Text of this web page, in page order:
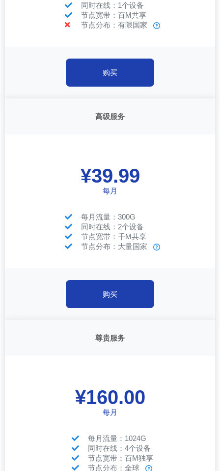
同时在线：1个设备
节点宽带：百M共享
节点分布：有限国家
购买
高级服务
¥39.99
每月
每月流量：300G
同时在线：2个设备
节点宽带：千M共享
节点分布：大量国家
购买
尊贵服务
¥160.00
每月
每月流量：1024G
同时在线：4个设备
节点宽带：百M独享
节点分布：全球